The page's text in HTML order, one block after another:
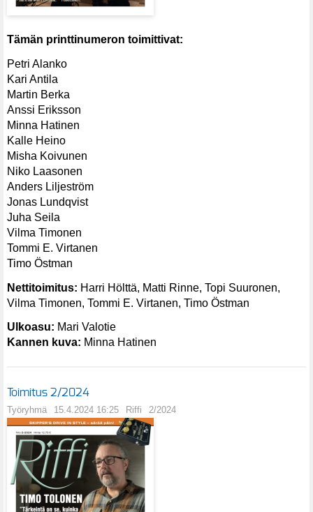
Tämän printtinumeron toimittivat:
Petri Alanko
Kari Antila
Martin Berka
Anssi Eriksson
Minna Hatinen
Kalle Heino
Misha Koivunen
Niko Laasonen
Anders Liljeström
Jonas Lundqvist
Juha Seila
Vilma Timonen
Tommi E. Virtanen
Timo Östman
Nettitoimitus: Harri Hölttä, Matti Rinne, Topi Suuronen,
Vilma Timonen, Tommi E. Virtanen, Timo Östman
Ulkoasu: Mari Valotie
Kannen kuva: Minna Hatinen
Toimitus 2/2024
Työryhmä 15.4.2024 16:25 Riffi 2/2024